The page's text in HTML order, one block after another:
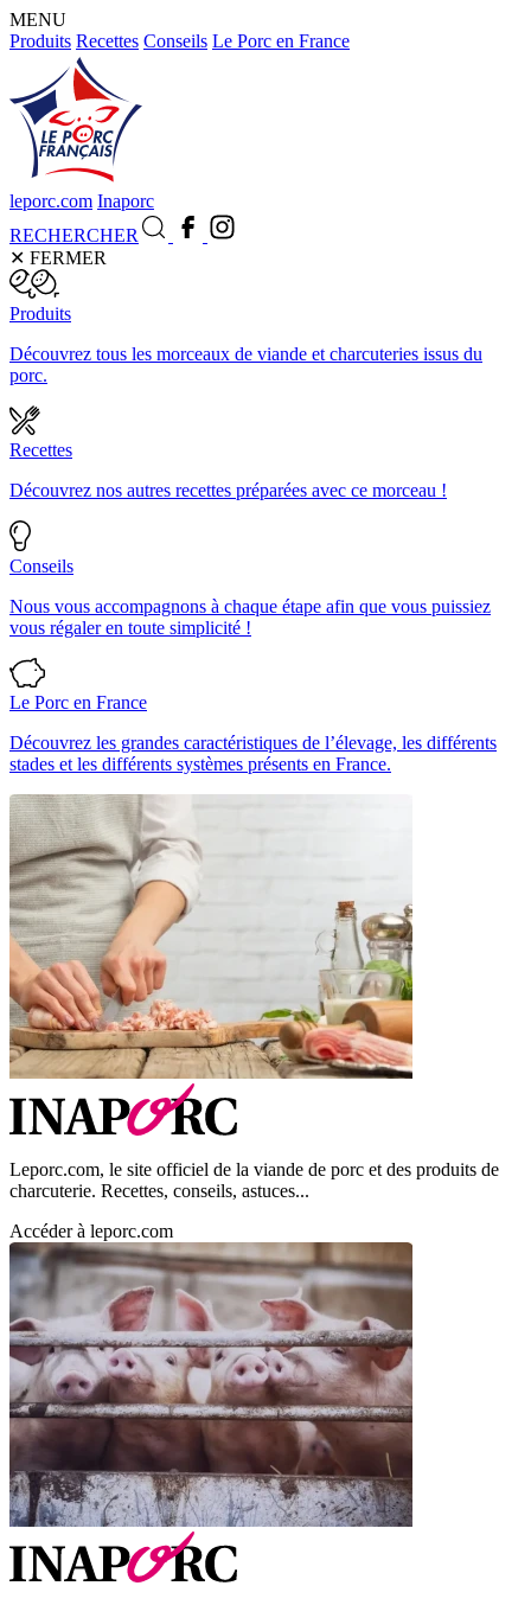
MENU
Produits Recettes Conseils Le Porc en France
leporc.com Inaporc
RECHERCHER
✕ FERMER
Produits
Découvrez tous les morceaux de viande et charcuteries issus du
porc.
Recettes
Découvrez nos autres recettes préparées avec ce morceau !
Conseils
Nous vous accompagnons à chaque étape afin que vous puissiez
vous régaler en toute simplicité !
Le Porc en France
Découvrez les grandes caractéristiques de l’élevage, les différents
stades et les différents systèmes présents en France.
Leporc.com, le site officiel de la viande de porc et des produits de
charcuterie. Recettes, conseils, astuces...
Accéder à leporc.com